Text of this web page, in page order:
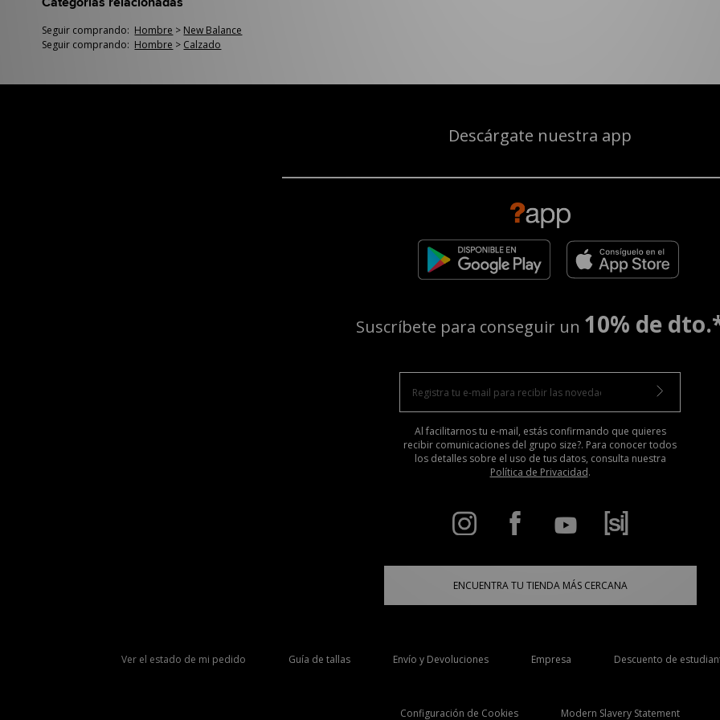
Seguir comprando: Hombre > New Balance
Seguir comprando: Hombre > Calzado
Descárgate nuestra app
Suscríbete para conseguir un 10% de
Al facilitarnos tu e-mail, estás confirmando que quieres
recibir comunicaciones del grupo size?. Para conocer todos
los detalles sobre el uso de tus datos, consulta nuestra
Política de Privacidad.
ENCUENTRA TU TIENDA MÁS CERCANA
Ver el estado de mi pedido Guía de tallas Envío y Devoluciones Empresa Descuento de
Configuración de Cookies Modern Slavery Statement